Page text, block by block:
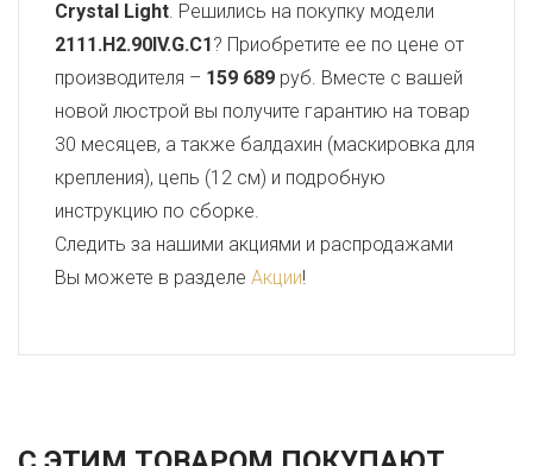
Crystal Light. Решились на покупку модели
2111.H2.90IV.G.C1? Приобретите ее по цене от
производителя – 159 689 руб. Вместе с вашей
новой люстрой вы получите гарантию на товар
30 месяцев, а также балдахин (маскировка для
крепления), цепь (12 см) и подробную
инструкцию по сборке.
Следить за нашими акциями и распродажами
Вы можете в разделе Акции!